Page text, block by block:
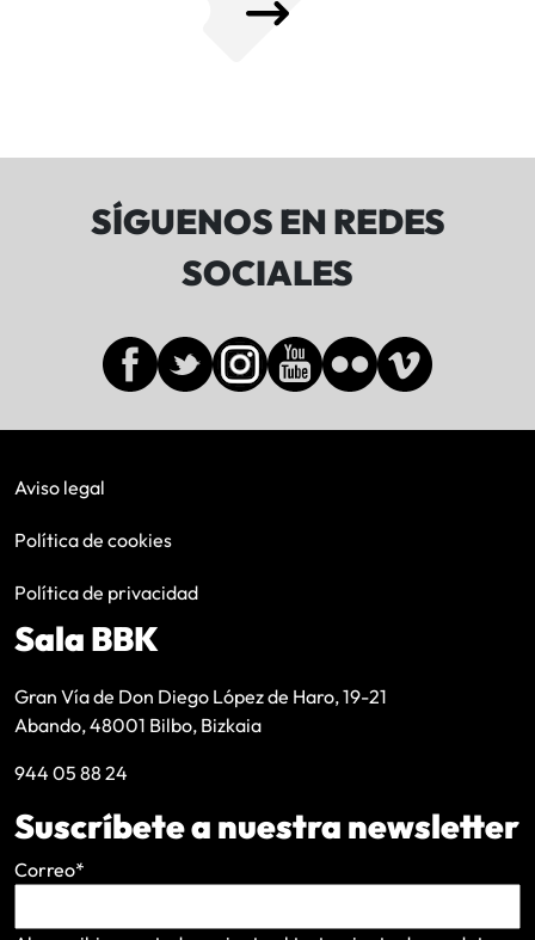
SÍGUENOS EN REDES
SOCIALES
Aviso legal
Política de cookies
Política de privacidad
Sala BBK
Gran Vía de Don Diego López de Haro, 19-21
Abando, 48001 Bilbo, Bizkaia
944 05 88 24
Suscríbete a nuestra newsletter
Correo*